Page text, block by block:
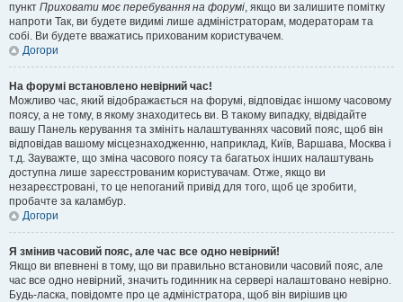
пункт Приховати моє перебування на форумі, якщо ви залишите помітку
напроти Так, ви будете видимі лише адміністраторам, модераторам та
собі. Ви будете вважатись прихованим користувачем.
Догори
На форумі встановлено невірний час!
Можливо час, який відображається на форумі, відповідає іншому часовому
поясу, а не тому, в якому знаходитесь ви. В такому випадку, відвідайте
вашу Панель керування та змініть налаштуваннях часовий пояс, щоб він
відповідав вашому місцезнаходженню, наприклад, Київ, Варшава, Москва і
т.д. Зауважте, що зміна часового поясу та багатьох інших налаштувань
доступна лише зареєстрованим користувачам. Отже, якщо ви
незареєстровані, то це непоганий привід для того, щоб це зробити,
пробачте за каламбур.
Догори
Я змінив часовий пояс, але час все одно невірний!
Якщо ви впевнені в тому, що ви правильно встановили часовий пояс, але
час все одно невірний, значить годинник на сервері налаштовано невірно.
Будь-ласка, повідомте про це адміністратора, щоб він вирішив цю